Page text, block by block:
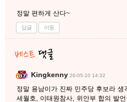
정말 편하게 산다~
답글 이동
Kingkenny 26-05-10 14:32
정말 용남이가 진짜 민주당 후보라 생
세월호, 이태원참사, 위안부 합의 발언